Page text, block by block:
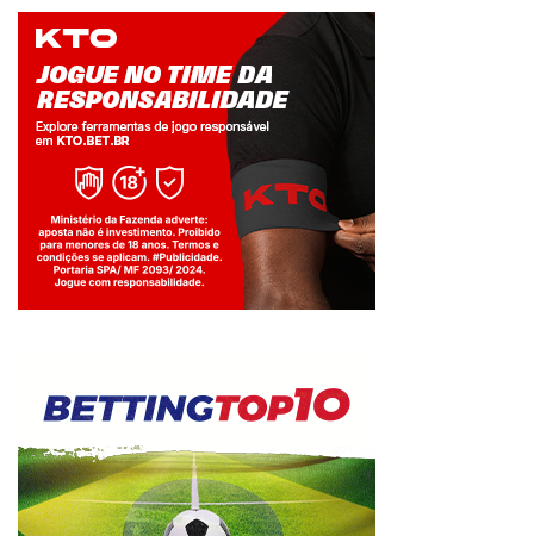
Jogue com responsabilidade. 18+